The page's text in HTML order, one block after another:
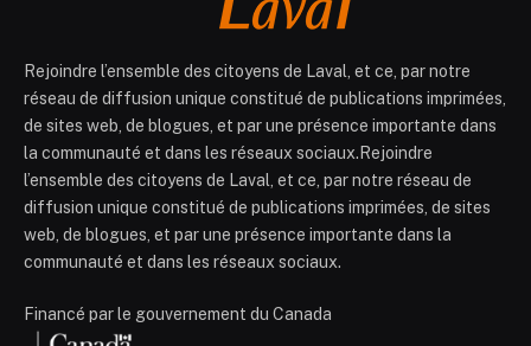
Rejoindre l’ensemble des citoyens de Laval, et ce, par notre
réseau de diffusion unique constitué de publications imprimées,
de sites web, de blogues, et par une présence importante dans
la communauté et dans les réseaux sociaux.Rejoindre
l’ensemble des citoyens de Laval, et ce, par notre réseau de
diffusion unique constitué de publications imprimées, de sites
web, de blogues, et par une présence importante dans la
communauté et dans les réseaux sociaux.
Financé par le gouvernement du Canada